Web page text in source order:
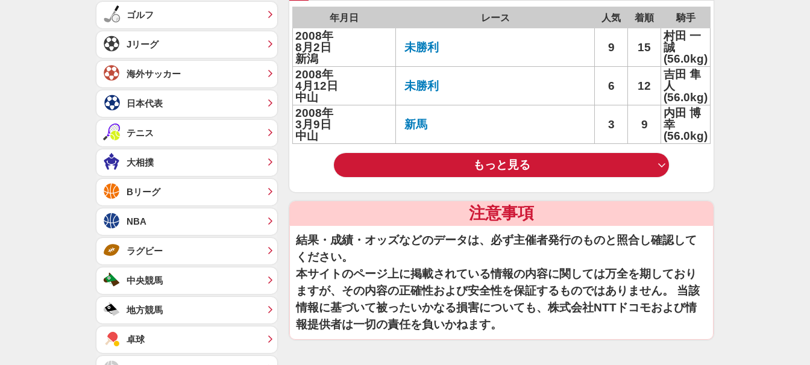
年月日 レース 人気 着順 騎手
2008年
8月2日
新潟
未勝利 9 15
村田 一
誠
(56.0kg)
2008年
4月12日
中山
未勝利 6 12
吉田 隼
人
(56.0kg)
2008年
3月9日
中山
新馬 3 9
内田 博
幸
(56.0kg)
もっと見る
注意事項
結果・成績・オッズなどのデータは、必ず主催者発行のものと照合し確認して
ください。
本サイトのページ上に掲載されている情報の内容に関しては万全を期しており
ますが、その内容の正確性および安全性を保証するものではありません。 当該
情報に基づいて被ったいかなる損害についても、株式会社NTTドコモおよび情
報提供者は一切の責任を負いかねます。
ゴルフ
Jリーグ
海外サッカー
日本代表
テニス
大相撲
Bリーグ
NBA
ラグビー
中央競馬
地方競馬
卓球